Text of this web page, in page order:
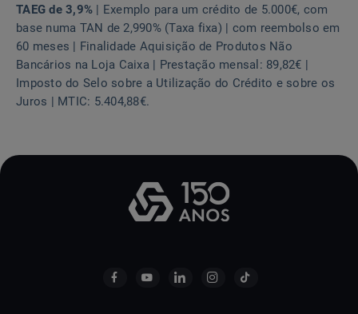
TAEG de 3,9% | Exemplo para um crédito de 5.000€, com
base numa TAN de 2,990% (Taxa fixa) | com reembolso em
60 meses | Finalidade Aquisição de Produtos Não
Bancários na Loja Caixa | Prestação mensal: 89,82€ |
Imposto do Selo sobre a Utilização do Crédito e sobre os
Juros | MTIC: 5.404,88€.